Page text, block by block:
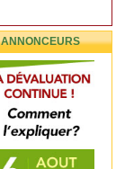
ANNONCEURS